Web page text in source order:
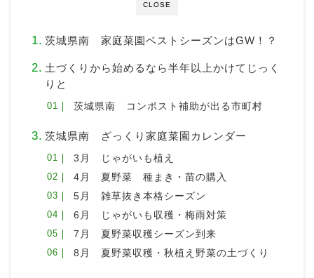
CLOSE
茨城県南 家庭菜園ベストシーズンはGW！？
土づくりから始めるなら半年以上かけてじっく
りと
茨城県南 コンポスト補助が出る市町村
茨城県南 ざっくり家庭菜園カレンダー
3月 じゃがいも植え
4月 夏野菜 種まき・苗の購入
5月 雑草抜き本格シーズン
6月 じゃがいも収穫・梅雨対策
7月 夏野菜収穫シーズン到来
8月 夏野菜収穫・秋植え野菜の土づくり